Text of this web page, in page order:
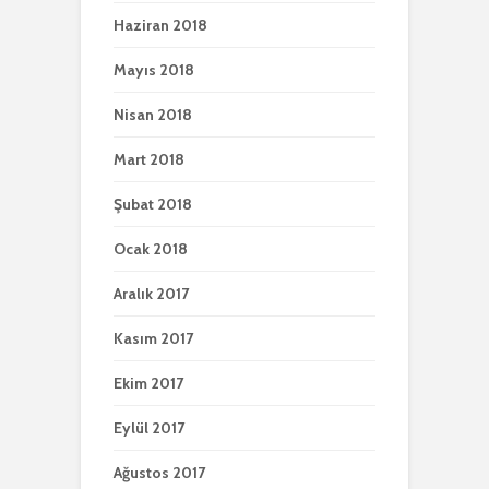
Haziran 2018
Mayıs 2018
Nisan 2018
Mart 2018
Şubat 2018
Ocak 2018
Aralık 2017
Kasım 2017
Ekim 2017
Eylül 2017
Ağustos 2017